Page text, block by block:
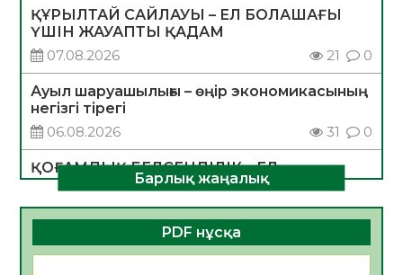
ҚҰРЫЛТАЙ САЙЛАУЫ – ЕЛ БОЛАШАҒЫ
ҮШІН ЖАУАПТЫ ҚАДАМ
07.08.2026
21 0
Ауыл шаруашылығы – өңір экономикасының
негізгі тірегі
06.08.2026
31 0
ҚОҒАМДЫҚ БЕЛСЕНДІЛІК – ЕЛ
ДАМУЫНЫҢ НЕГІЗІ
06.08.2026
30 0
ҚҰРЫЛТАЙ САЙЛАУЫ – БОЛАШАҚҚА
БАСТАР ЖАУАПТЫ ТАҢДАУ
Барлық жаңалық
PDF нұсқа